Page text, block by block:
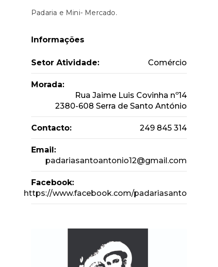
Padaria e Mini- Mercado.
Informações
Setor Atividade: Comércio
Morada:
Rua Jaime Luis Covinha nº14
2380-608 Serra de Santo António
Contacto: 249 845 314
Email:
padariasantoantonio12@gmail.com
Facebook:
https://www.facebook.com/padariasanto